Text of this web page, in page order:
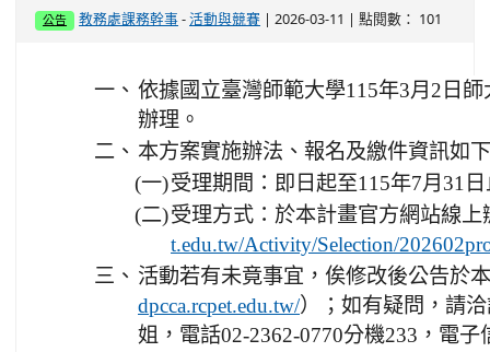
公告 教務處課務幹事 -活動與競賽 | 2026-03-11 | 點閱數： 101
一、 依據國立臺灣師範大學115年3月2日
辦理。
二、 本方案實施辦法、報名及繳件資訊如
(一)受理期間：即日起至115年7月31
(二)受理方式：於本計畫官方網站線上
t.edu.tw/Activity/Selection/
三、 活動若有未竟事宜，俟修改後公告於
dpcca.rcpet.edu.tw/）；如有疑問，請
姐，電話02-2362-0770分機233，電子